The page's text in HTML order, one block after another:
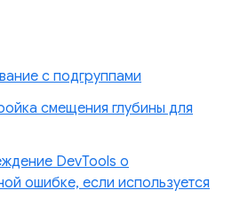
с подгруппами
смещения глубины для
DevTools о
ошибке, если используется